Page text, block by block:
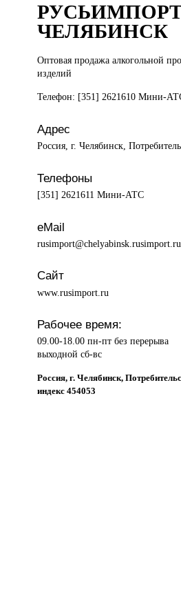
ЧЕЛЯБИНСК
Оптовая продажаалкогольной
изделий
Телефон: [351] 2621610 Мини-
Адрес
Россия, г. Челябинск,
Телефоны
[351] 2621611 Мини-АТС
eMail
rusimport@chelyabinsk.rusimport.ru
Сайт
www.rusimport.ru
Рабочее время:
09.00-18.00 пн-пт без перерыва
выходной сб-вс
Россия, г. Челябинск,
индекс 454053